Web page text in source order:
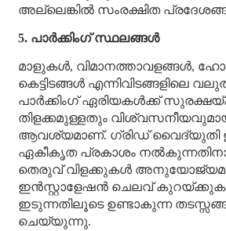
അല്ലെങ്കിൽ സംരക്ഷിത
5. പാർക്കിംഗ് സ്ഥലങ്ങൾ
മാളുകൾ, വിമാനത്താവളങ്ങൾ,
കെട്ടിടങ്ങൾ എന്നിവിടങ്ങളിലെ
പാർക്കിംഗ് ഏരിയകൾക്ക്
തിളക്കമുള്ളതും
ആവശ്യമാണ്. ഗ്രിഡ് വൈദ്യുതി
ഏകീകൃത പ്രകാശം
തെരുവ് വിളക്കുകൾ
ഇൻസ്റ്റാളേഷൻ ചെലവ്
ഇടുന്നതിലൂടെ ഉണ്ടാകുന്ന
ചെയ്യുന്നു.